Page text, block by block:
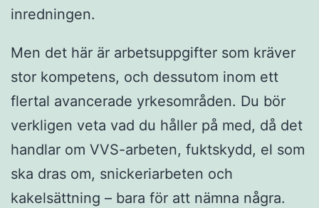
inredningen.
Men det här är arbetsuppgifter som kräver
stor kompetens, och dessutom inom ett
flertal avancerade yrkesområden. Du bör
verkligen veta vad du håller på med, då det
handlar om VVS-arbeten, fuktskydd, el som
ska dras om, snickeriarbeten och
kakelsättning – bara för att nämna några.